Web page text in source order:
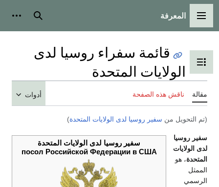
القائمة الرئيسية
المعرفة بحث
تبديل عرض جدول المحتويات
قائمة سفراء روسيا لدى
الولايات المتحدة
مقالة ناقش هذه الصفحة أدوات
(تم التحويل من سفير روسيا لدى الولايات المتحدة)
سفير روسيا لدى الولايات المتحدة
посол Российской Федерации в США
سفير روسيا
لدى الولايات
المتحدة، هو
الممثل
الرسمي